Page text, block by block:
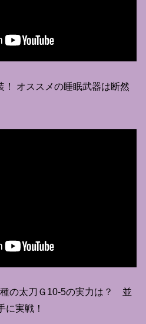
！ オススメの睡眠武器は断然
の太刀Ｇ10-5の実力は？ 並
実戦！